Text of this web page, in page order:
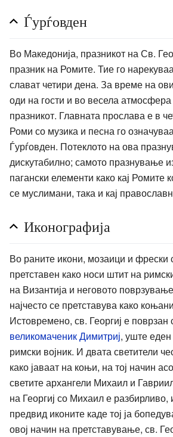
Ѓурѓовден
Во Македонија, празникот на Св.
празник на Ромите. Тие го
слават четири дена. За време на
оди на гости и во весела
празникот. Главната прослава е в
Роми со музика и песна го
Ѓурѓовден. Потеклото на ова
дискутабилно; самото празнување
пагански елементи како кај Ромите
се муслимани, така и кај
Иконографија
Во раните икони, мозаици и фрески
претставен како носи штит на
на Византија и неговото
најчесто се претставува како
Истовремено, св. Георгиј е поврзан
великомаченик Димитриј, уште еден
римски војник. И двата светители
како јаваат на коњи, на тој начин
светите архангели Михаил и
на Георгиј со Михаил е разбирливо,
предвид иконите каде тој ја
овој начин на претставување, св.